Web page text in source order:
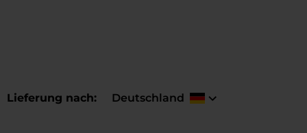
Lieferung nach Deutschland